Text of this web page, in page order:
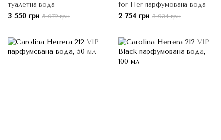
туалетна вода
3 550 грн 5 072 грн
for Her парфумована вода
2 754 грн 3 934 грн